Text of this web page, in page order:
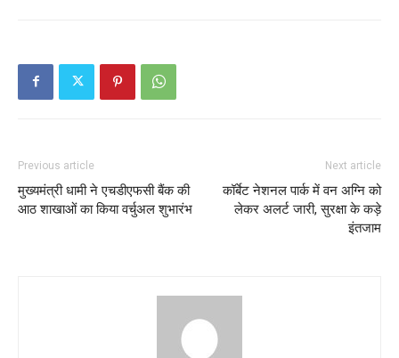
Previous article
मुख्यमंत्री धामी ने एचडीएफसी बैंक की
आठ शाखाओं का किया वर्चुअल शुभारंभ
Next article
कॉर्बेट नेशनल पार्क में वन अग्नि को
लेकर अलर्ट जारी, सुरक्षा के कड़े
इंतजाम